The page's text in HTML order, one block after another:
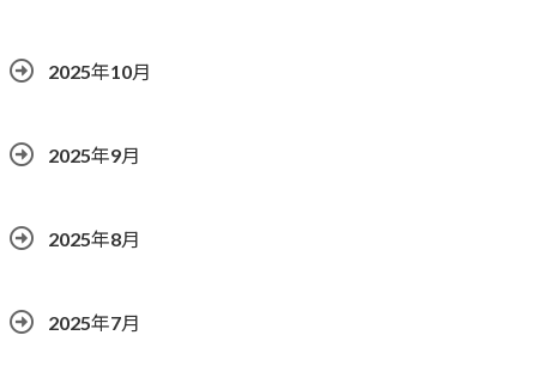
2025年10月
2025年9月
2025年8月
2025年7月